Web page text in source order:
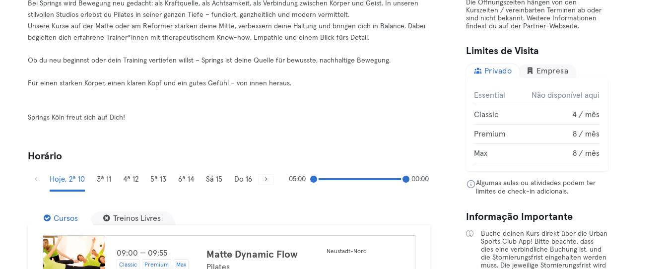
Bei Springs wird Bewegung neu gedacht: als Kraftquelle, als Achtsamkeit, als Verbindung zwischen Körper und Geist. In unseren
stilvollen Studios erlebst du Pilates in seiner ganzen Tiefe – fundiert, ganzheitlich und modern vermittelt.
Unsere Kurse auf der Matte oder am Reformer stärken deine Mitte, verbessern deine Haltung und bringen dich in Balance. Dabei
begleiten dich erfahrene Trainer*innen mit therapeutischem Know-how, Empathie und einem Blick fürs Detail.
Ob du neu beginnst oder dein Training vertiefen willst – Springs ist deine Quelle für bewusste, nachhaltige Bewegung.
Für einen starken Körper, einen klaren Kopf und ein gutes Gefühl – von innen heraus.
Springs Köln freut sich auf Dich!
Horário
Hoje, 2ª 10 3ª 11 4ª 12 5ª 13 6ª 14 Sá 15 Do 16 05:00 00:00
Cursos Treinos Livres
09:00 — 09:55
Classic Premium Max
Matte Dynamic Flow
Pilates
Neustadt-Nord
Die Öffnungszeiten hängen von den
Kurszeiten / vereinbarten Terminen ab oder
sind nicht bekannt. Weitere Informationen
findest du auf der Partner-Webseite.
Limites de Visita
Privado Empresa
Essential Não disponível aqui
Classic 4 / mês
Premium 8 / mês
Max 8 / mês
Algumas aulas ou atividades podem ter
limites de check-in adicionais.
Informação Importante
Buche deinen Kurs direkt über die Urban
Sports Club App! Bitte beachte, dass
dies eine verbindliche Buchung ist, und
die Stornierungsfrist eingehalten werden
muss. Die jeweilige Stornierungsfrist wird